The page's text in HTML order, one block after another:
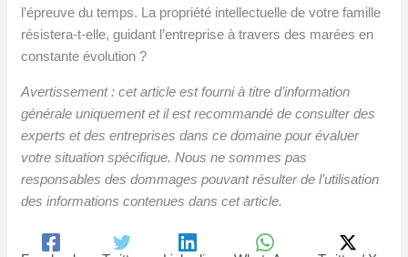
l’épreuve du temps. La propriété intellectuelle de votre famille
résistera-t-elle, guidant l’entreprise à travers des marées en
constante évolution ?
Avertissement : cet article est fourni à titre d’information
générale uniquement et il est recommandé de consulter des
experts et des entreprises dans ce domaine pour évaluer
votre situation spécifique. Nous ne sommes pas
responsables des dommages pouvant résulter de l’utilisation
des informations contenues dans cet article.